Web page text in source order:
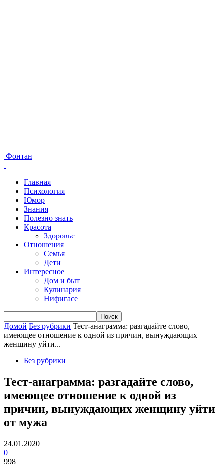
Фонтан
Главная
Психология
Юмор
Знания
Полезно знать
Красота
Здоровье
Отношения
Семья
Дети
Интересное
Дом и быт
Кулинария
Нифигасе
Домой Без рубрики Тест-анаграмма: разгадайте слово,
имеющее отношение к одной из причин, вынуждающих
женщину уйти...
Без рубрики
Тест-анаграмма: разгадайте слово,
имеющее отношение к одной из
причин, вынуждающих женщину уйти
от мужа
24.01.2020
0
998